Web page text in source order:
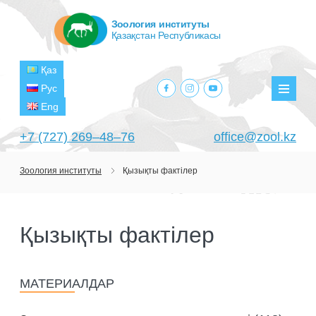
+7 (727) 269‒48‒76 office@zool.kz
Қаз
Рус
Eng
facebook.com
instagram.com
youtube.com
Зоология институты
Қазақстан Республикасы
МАҚСАТТАРЫ МЕН МІНДЕТТЕРІ
ҚҰРЫЛЫМЫ
БӨЛІМШЕЛЕР
ЗЕРТХАНАЛАР
ЖОБАЛАР
Зоология институты Қызықты фактілер
Қызықты фактілер
МАТЕРИАЛДАР